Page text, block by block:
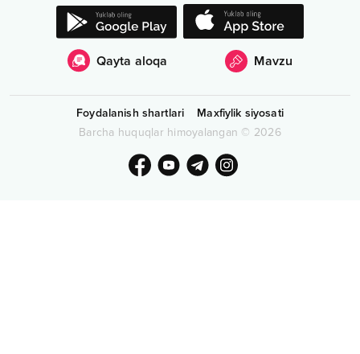
Qayta aloqa Mavzu
Foydalanish shartlari
Maxfiylik siyosati
Barcha huquqlar himoyalangan © 2026